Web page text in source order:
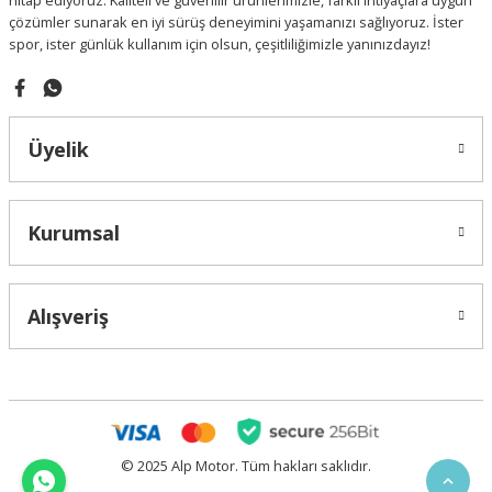
Gönder
çözümler sunarak en iyi sürüş deneyimini yaşamanızı sağlıyoruz. İster
spor, ister günlük kullanım için olsun, çeşitliliğimizle yanınızdayız!
Üyelik
Kurumsal
Alışveriş
© 2025 Alp Motor. Tüm hakları saklıdır.